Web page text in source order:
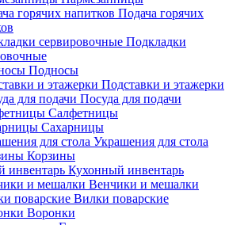
Подача горячих
Подкладки
Подносы
Подставки и этажерки
Посуда для подачи
Салфетницы
Сахарницы
Украшения для стола
Корзины
Кухонный инвентарь
Венчики и мешалки
Вилки поварские
Воронки